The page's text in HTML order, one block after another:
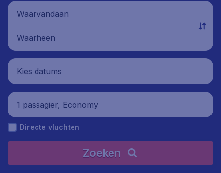
Waarvandaan
Waarheen
Kies datums
1 passagier, Economy
Directe vluchten
Zoeken